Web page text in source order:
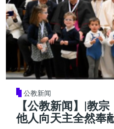
公教新闻
【公教新闻】|教
他人向天主全然奉